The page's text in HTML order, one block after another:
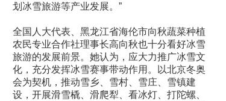
划冰雪旅游等产业发展。”
全国人大代表、黑龙江省海伦市向秋蔬菜种植
农民专业合作社理事长高向秋也十分看好冰雪
旅游的发展前景。她认为，应大力推广冰雪文
化，充分发挥冰雪赛事带动作用。以北京冬奥
会为契机，推动雪乡、雪村、雪庄、雪镇建
设，开展滑雪橇、滑爬犁、看冰灯、打陀螺、